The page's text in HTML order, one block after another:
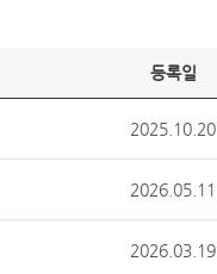
등록일
2025.10.20
2026.05.11
2026.03.19